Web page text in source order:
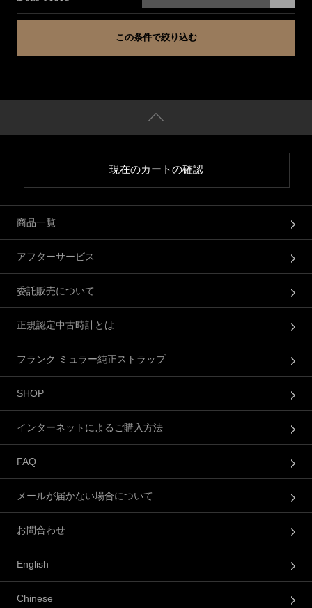
現在のカートの確認
商品一覧
アフターサービス
委託販売について
正規認定中古時計とは
フランク ミュラー純正ストラップ
SHOP
インターネットによるご購入方法
FAQ
メールが届かない場合について
お問合わせ
English
Chinese